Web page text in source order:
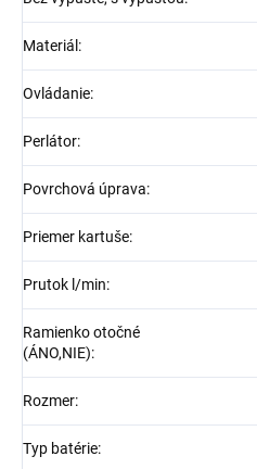
Materiál :
Ovládanie:
Perlátor:
Povrchová úprava:
Priemer kartuše:
Prutok l/min:
Ramienko otočné
(ÁNO,NIE):
Rozmer:
Typ batérie: